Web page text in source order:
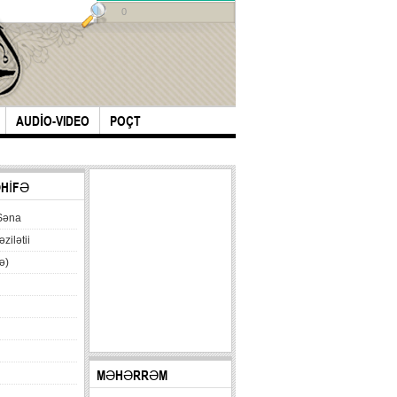
AUDİO-VIDEO POÇT
0
MƏHƏRRƏM